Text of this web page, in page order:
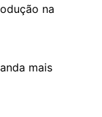
na
mais